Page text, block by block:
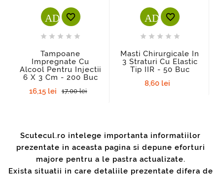
ADD_SHOPPING_CART

    
Tampoane
Impregnate Cu
Alcool Pentru Injectii
6 X 3 Cm - 200 Buc
16,15 lei
17,00 lei

    
Masti Chirurgicale In
3 Straturi Cu Elastic
Tip IIR - 50 Buc
8,60 lei
Scutecul.ro intelege importanta informatiilor
prezentate in aceasta pagina si depune eforturi
majore pentru a le pastra actualizate.
Exista situatii in care detaliile prezentate difera de